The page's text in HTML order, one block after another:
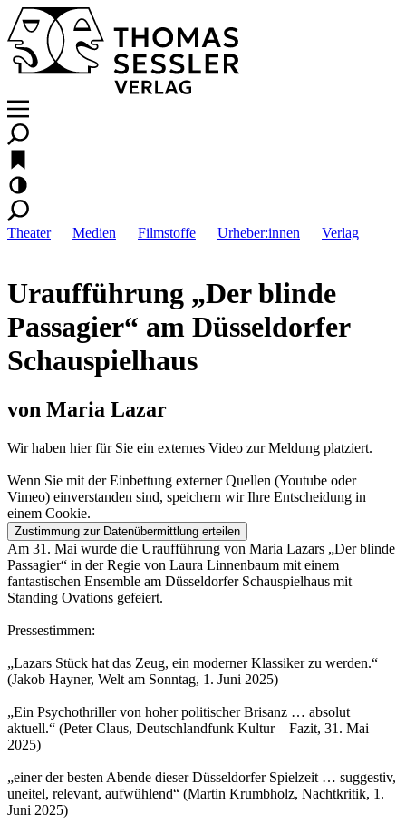
Theater Medien Filmstoffe Urheber:innen Verlag
Uraufführung „Der blinde
Passagier“ am Düsseldorfer
Schauspielhaus
von Maria Lazar
Wir haben hier für Sie ein externes Video zur Meldung platziert.
Wenn Sie mit der Einbettung externer Quellen (Youtube oder
Vimeo) einverstanden sind, speichern wir Ihre Entscheidung in
einem Cookie.
Zustimmung zur Datenübermittlung erteilen
Am 31. Mai wurde die Uraufführung von Maria Lazars „Der blinde
Passagier“ in der Regie von Laura Linnenbaum mit einem
fantastischen Ensemble am Düsseldorfer Schauspielhaus mit
Standing Ovations gefeiert.
Pressestimmen:
„Lazars Stück hat das Zeug, ein moderner Klassiker zu werden.“
(Jakob Hayner, Welt am Sonntag, 1. Juni 2025)
„Ein Psychothriller von hoher politischer Brisanz … absolut
aktuell.“ (Peter Claus, Deutschlandfunk Kultur – Fazit, 31. Mai
2025)
„einer der besten Abende dieser Düsseldorfer Spielzeit … suggestiv,
uneitel, relevant, aufwühlend“ (Martin Krumbholz, Nachtkritik, 1.
Juni 2025)